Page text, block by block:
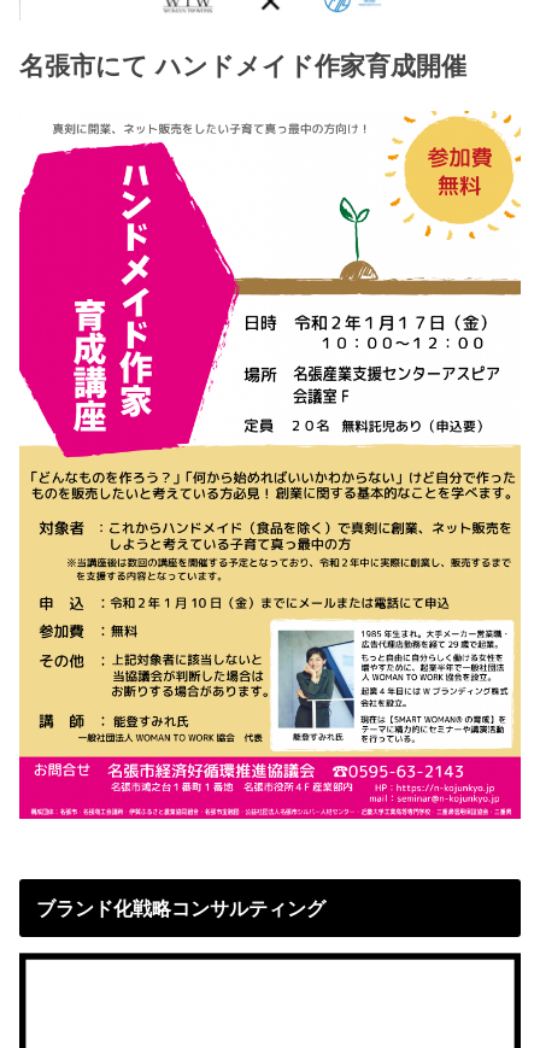
名張市にて ハンドメイド作家育成開催
ブランド化戦略コンサルティング